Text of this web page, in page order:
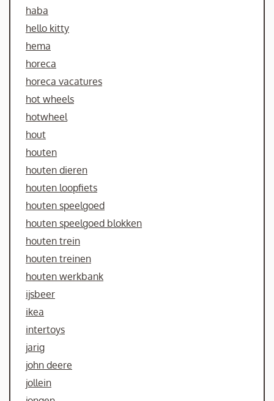
haba
hello kitty
hema
horeca
horeca vacatures
hot wheels
hotwheel
hout
houten
houten dieren
houten loopfiets
houten speelgoed
houten speelgoed blokken
houten trein
houten treinen
houten werkbank
ijsbeer
ikea
intertoys
jarig
john deere
jollein